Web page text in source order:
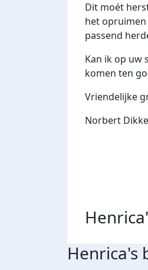
Dit moét
het opruimen
passend
Kan ik op uw
komen ten
Vriendelijke
Norbert
Henrica's